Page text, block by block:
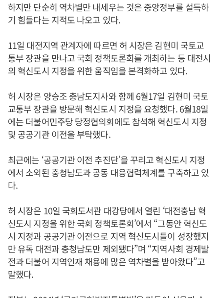
하지만 단순히 역차별만 내세우는 것은 중앙정부를 설득하
기 힘들다는 지적도 나오고 있다.
11일 대전지역 관계자에 따르면 허 시장은 김현미 국토교
통부 장관을 만나고 국회 정책토론회를 개최하는 등 대전시
의 혁신도시 지정을 위한 움직임을 본격화하고 있다.
허 시장은 양승조 충남도지사와 함께 6월17일 김현미 국토
교통부 장관을 방문해 혁신도시 지정을 요청했다. 6월18일
에는 더불어민주당 당정협의회에도 참석해 혁신도시 지정
및 공공기관 이전을 부탁했다.
최근에는 ‘공공기관 이전 추진단’을 꾸리고 혁신도시 지정
에서 소외된 충청남도과 공동 대응협력체계를 구축하고 있
다.
허 시장은 10일 국회도서관 대강당에서 열린 ‘대전충남 혁
신도시 지정을 위한 국회 정책토론회’에서 “그동안 혁신도
시 지정과 공공기관 이전으로 지역 혁신도시들이 성장했지
만 유독 대전과 충청남도만 제외됐다”며 “지역사회 경제발
전과 더불어 지역인재 채용에 많은 역차별을 받아왔다”고
말했다.